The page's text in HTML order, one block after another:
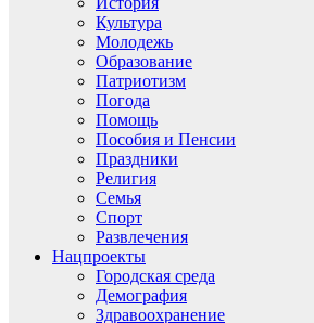
Культура
Молодежь
Образование
Патриотизм
Погода
Помощь
Пособия и Пенсии
Праздники
Религия
Семья
Спорт
Развлечения
Нацпроекты
Городская среда
Демография
Здравоохранение